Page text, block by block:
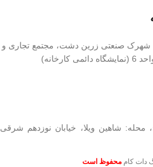
شهرک صنعتی زرین دشت، مجتمع تجاری و
شاهین ویلا، خیابان نوزدهم شرقی
دات کام محفوظ است